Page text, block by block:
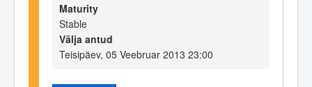
Maturity
Stable
Välja antud
Teisipäev, 05 Veebruar 2013 23:00